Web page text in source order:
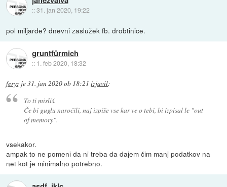
::31. jan 2020, 19:22
pol miljarde? dnevni zaslužek fb. drobtinice.
gruntfürmich
:: 1. feb 2020, 18:32
feryz je31. jan 2020 ob 18:21 izjavil:
To ti misliš.
Če bi guglu naročili, naj izpiše vse kar ve o tebi, bi izpisal le "out
of memory".
vsekakor.
ampak to ne pomeni da ni treba da dajem čim manj podatkov na
net kot je minimalno potrebno.